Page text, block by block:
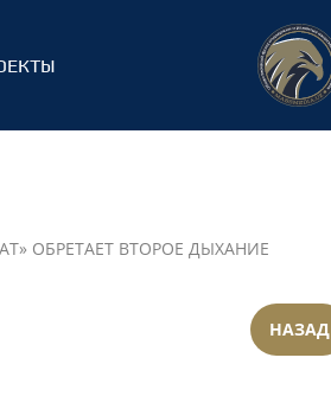
ОБРЕТАЕТ ВТОРОЕ ДЫХАНИЕ
НАЗАД